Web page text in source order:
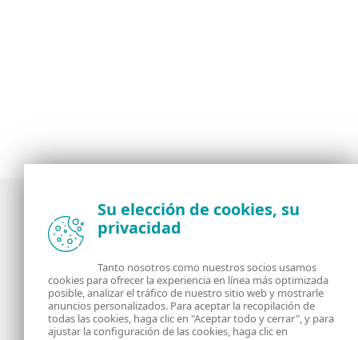
Noticias, opiniones y análisis de la comunidad de
seguridad de ESET
Acerca de RSS Feed
Su elección de cookies, su
privacidad
Tanto nosotros como nuestros socios usamos
cookies para ofrecer la experiencia en línea más optimizada
posible, analizar el tráfico de nuestro sitio web y mostrarle
anuncios personalizados. Para aceptar la recopilación de
todas las cookies, haga clic en "Aceptar todo y cerrar", y para
ajustar la configuración de las cookies, haga clic en